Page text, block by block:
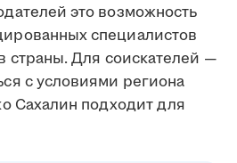
это возможность
специалистов
страны. Для соискателей —
с условиями региона
Сахалин подходит для